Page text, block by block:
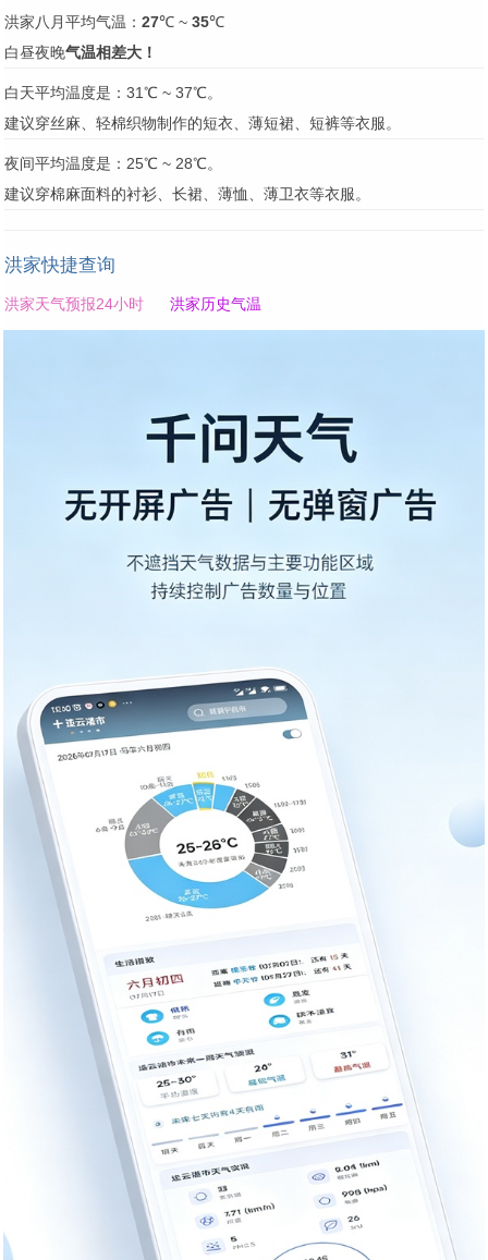
洪家八月平均气温： 27℃ ~ 35℃
白昼夜晚气温相差大！
白天平均温度是：31℃ ~ 37℃。
建议穿丝麻、轻棉织物制作的短衣、薄短裙、短裤等衣服。
夜间平均温度是：25℃ ~ 28℃。
建议穿棉麻面料的衬衫、长裙、薄恤、薄卫衣等衣服。
洪家快捷查询
洪家天气预报24小时 洪家历史气温